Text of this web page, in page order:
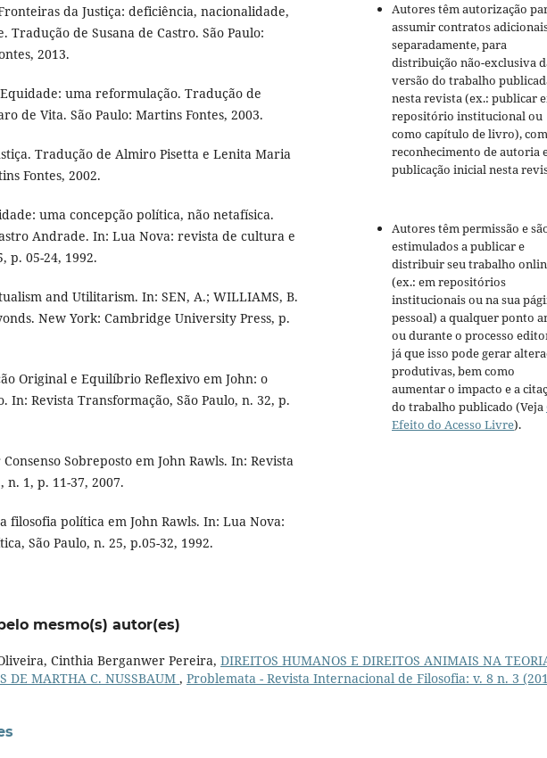
da Justiça: deficiência, nacionalidade,
Tradução de Susana de Castro. São Paulo:
2013.
Equidade: uma reformulação. Tradução de
de Vita. São Paulo: Martins Fontes, 2003.
Tradução de Almiro Pisetta e Lenita Maria
Fontes, 2002.
uma concepção política, não netafísica.
Andrade. In: Lua Nova: revista de cultura e
p. 05-24, 1992.
and Utilitarism. In: SEN, A.; WILLIAMS, B.
New York: Cambridge University Press, p.
Original e Equilíbrio Reflexivo em John: o
In: Revista Transformação, São Paulo, n. 32, p.
Consenso Sobreposto em John Rawls. In: Revista
n. 1, p. 11-37, 2007.
filosofia política em John Rawls. In: Lua Nova:
São Paulo, n. 25, p.05-32, 1992.
Autores têm autorização
assumir contratos
separadamente, para
distribuição não-exclusiva
versão do trabalho
nesta revista (ex.: publicar
repositório institucional ou
como capítulo de livro), com
reconhecimento de autoria
publicação inicial nesta
Autores têm permissão e
estimulados a publicar e
distribuir seu trabalho
(ex.: em repositórios
institucionais ou na sua
pessoal) a qualquer ponto
ou durante o processo
já que isso pode gerar
produtivas, bem como
aumentar o impacto e a
do trabalho publicado (Veja
Efeito do Acesso Livre).
mesmo(s) autor(es)
Cinthia Berganwer Pereira, DIREITOS HUMANOS E DIREITOS ANIMAIS NA
DE MARTHA C. NUSSBAUM , Problemata - Revista Internacional de Filosofia: v. 8 n. 3